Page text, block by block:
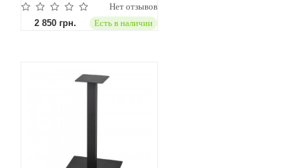
Нет отзывов
2 850 грн.
Есть в наличии